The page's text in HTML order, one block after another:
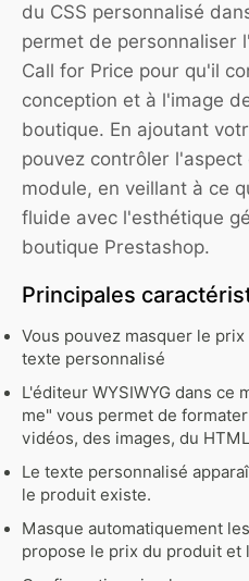
du CSS personnalisé
permet de personnaliser
Call for Price pour qu'il
conception et à l'image
boutique. En ajoutant
pouvez contrôler
module, en veillant à ce
fluide avec l'esthétique
boutique Prestashop.
Principales
Vous pouvez masquer le
texte personnalisé
L'éditeur WYSIWYG dans ce
me" vous permet de
vidéos, des images, du
Le texte personnalisé
le produit existe.
Masque automatiquement
propose le prix du produit et